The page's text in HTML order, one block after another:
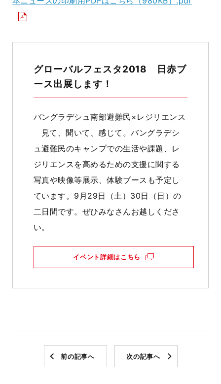
グローバルフェスタ2018 日赤ブ
ース出展します！
バングラデシュ南部避難民×レジリエンス
見て、聞いて、感じて。バングラデシ
ュ避難民のキャンプでの生活や課題、レ
ジリエンスを高めるための支援に関する
写真や映像等展示、体験ブースも予定し
ています。9月29日（土）30日（日）の
二日間です。ぜひみなさんお越しくださ
い。
イベント詳細はこちら
前の記事へ 次の記事へ